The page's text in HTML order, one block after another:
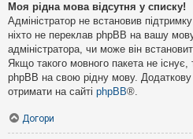
Моя рідна мова відсутня у списку!
Адміністратор не встановив
ніхто не переклав phpBB на вашу
адміністратора, чи може він
Якщо такого мовного пакета не
phpBB на свою рідну мову.
отримати на сайті phpBB®.
Догори